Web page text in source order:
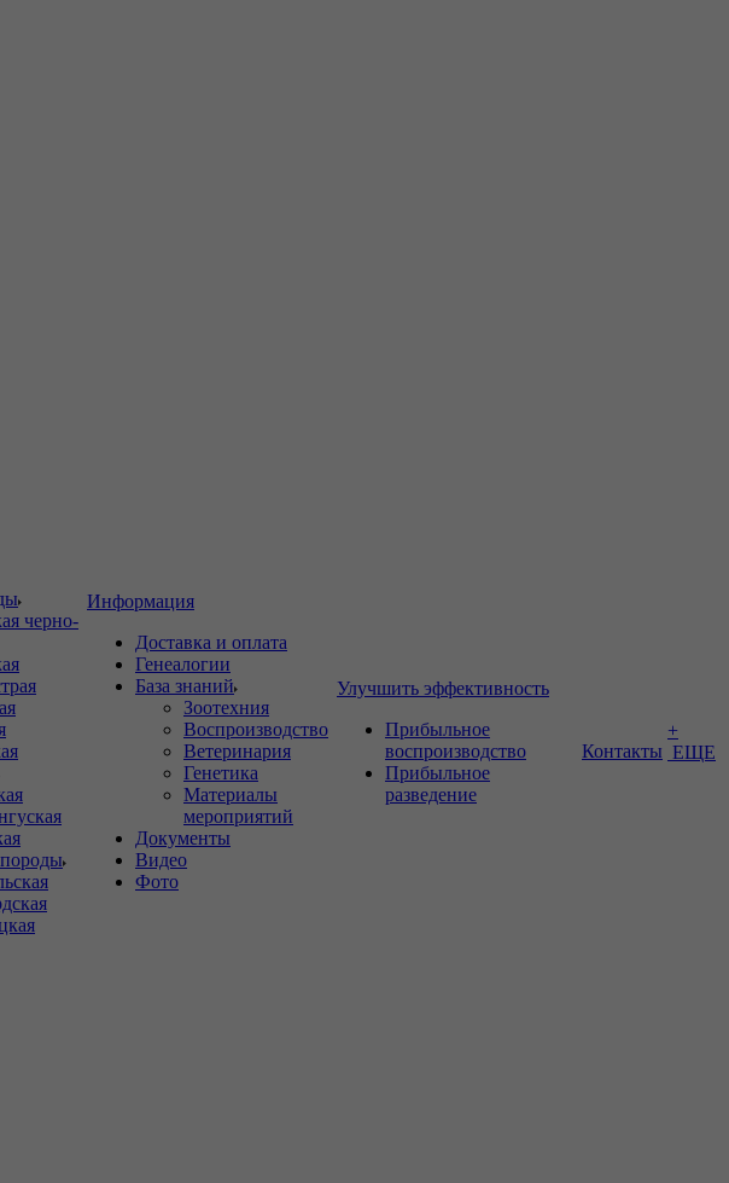
черно-
Информация
Доставка и оплата
Генеалогии
База знаний
Зоотехния
Воспроизводство
Ветеринария
Генетика
Материалы
мероприятий
Документы
Видео
Фото
Улучшить эффективность
Прибыльное
воспроизводство
Прибыльное
разведение
Контакты
+
ЕЩЕ